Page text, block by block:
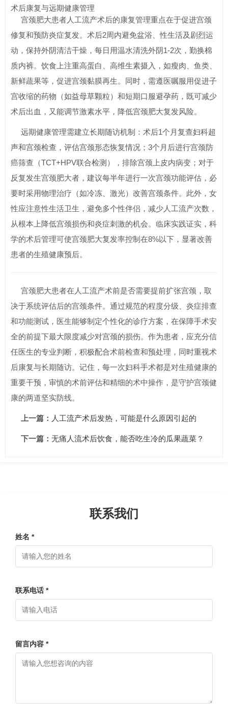
术后康复与远期健康管理
宫颈肥大患者人工流产术后的康复管理重点在于促进宫颈
修复和预防炎症复发。术后2周内避免盆浴、性生活及剧烈运
动，保持外阴清洁干燥，每日用温水清洗外阴1-2次，勤换棉
质内裤。饮食上注重高蛋白、高维生素摄入，如瘦肉、鱼类、
新鲜蔬果等，促进宫颈黏膜再生。同时，需遵医嘱服用促进子
宫收缩的药物（如益母草颗粒）和短期口服避孕药，既可减少
术后出血，又能调节激素水平，降低宫颈肥大复发风险。
远期健康管理需建立长期随访机制：术后1个月复查妇科超
声和宫颈检查，评估宫颈形态恢复情况；3个月后进行宫颈防
癌筛查（TCT+HPV联合检测），排除宫颈上皮内病变；对于
反复发生宫颈肥大者，建议每半年进行一次宫颈功能评估，必
要时采用物理治疗（如冷冻、激光）改善宫颈条件。此外，女
性应注意性生活卫生，避免多个性伴侣，减少人工流产次数，
从根本上降低宫颈损伤和炎症刺激的机会。临床实践证实，科
学的术后管理可使宫颈肥大复发率控制在8%以下，显著改善
患者的生殖健康预后。
宫颈肥大患者在人工流产术前是否需要提前扩张宫颈，取
决于系统评估后的宫颈条件。通过规范的程度分级、炎症排查
和功能测试，医生能够制定个性化的诊疗方案，在保障手术安
全的前提下最大限度减少对宫颈的损伤。作为患者，应充分信
任医生的专业判断，积极配合术前检查和预处理，同时重视术
后康复与长期随访。记住，每一次妇科手术都是对生殖健康的
重要干预，审慎的术前评估和精细的术中操作，是守护宫颈健
康的两道坚实防线。
上一篇： 人工流产术后发热，可能是什么原因引起的
下一篇： 无痛人流术后饮食，能否吃生冷的瓜果蔬菜？
联系我们
姓名 *
联系电话 *
留言内容 *